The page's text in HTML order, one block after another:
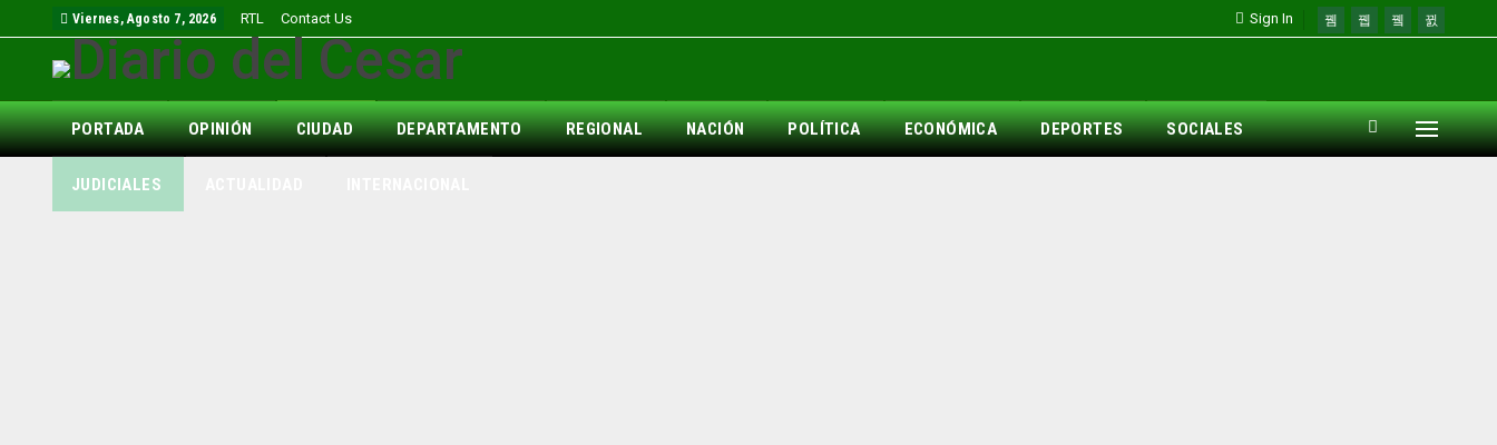
Sign In
Viernes, Agosto 7, 2026 RTL Contact Us
PORTADA OPINIÓN CIUDAD DEPARTAMENTO REGIONAL NACIÓN POLÍTICA ECONÓMICA DEPORTES SOCIALES
JUDICIALES